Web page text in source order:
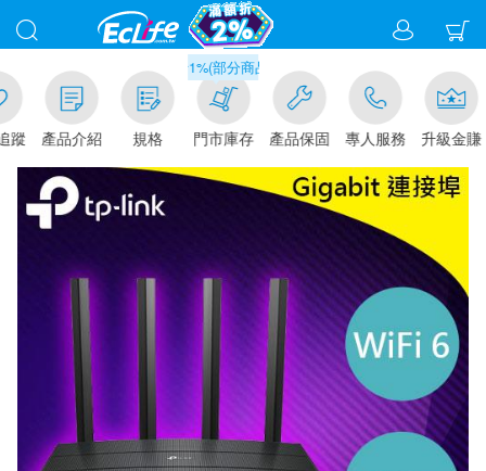
蹤 產品介紹 規格
滿千元門市取貨現折1%(部分商品不適用)-請點我看
門市庫存 產品保固 專人服務 升級金賺